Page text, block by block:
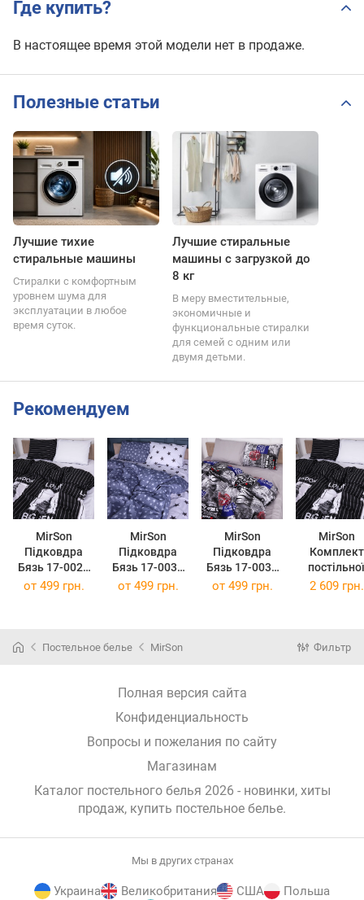
Где купить?
В настоящее время этой модели нет в продаже.
Полезные статьи
Лучшие тихие
стиральные машины
Стиралки с комфортным
уровнем шума для
эксплуатации в любое
время суток.
Лучшие стиральные
машины с загрузкой до
8 кг
В меру вместительные,
экономичные и
функциональные стиралки
для семей с одним или
двумя детьми.
Рекомендуем
MirSon
Підковдра
Бязь 17-0028
Beltrao 110 x
MirSon
Підковдра
Бязь 17-0030
Berto 110 x 140
MirSon
Підковдра
Бязь 17-0034
Celeste 110 x
MirSon
Комплект
постільної
білизни Бязь
от 499 грн. от 499 грн. от 499 грн. 2 609 грн.
Постельное белье MirSon Фильтр
Полная версия сайта
Конфиденциальность
Вопросы и пожелания по сайту
Магазинам
Каталог постельного белья 2026 - новинки, хиты
продаж, купить постельное белье.
Мы в других странах
Украина Великобритания США Польша